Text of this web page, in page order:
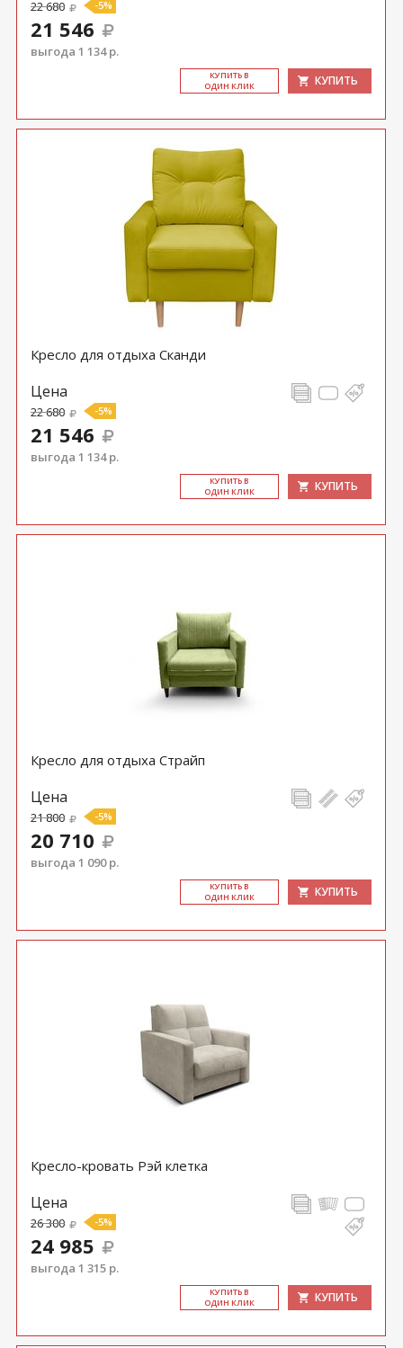
22 680 -5%
21 546
выгода 1 134 р.
КУ­ПИТЬ В
ОДИН КЛИК
КУПИТЬ
Кресло для отдыха Сканди
Цена
22 680 -5%
21 546
выгода 1 134 р.
КУ­ПИТЬ В
ОДИН КЛИК
КУПИТЬ
Кресло для отдыха Страйп
Цена
21 800 -5%
20 710
выгода 1 090 р.
КУ­ПИТЬ В
ОДИН КЛИК
КУПИТЬ
Кресло-кровать Рэй клетка
Цена
26 300 -5%
24 985
выгода 1 315 р.
КУ­ПИТЬ В
ОДИН КЛИК
КУПИТЬ